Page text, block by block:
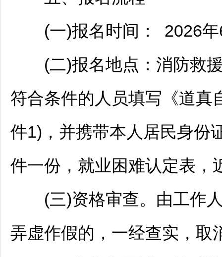
(一)报名时间： 2026年
(二)报名地点：消防救援
符合条件的人员填写《道真
件1)，并携带本人居民身份
件一份，就业困难认定表，
(三)资格审查。由工作人
弄虚作假的，一经查实，取